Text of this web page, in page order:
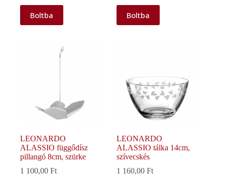
Boltba Boltba
LEONARDO
ALASSIO függődísz
pillangó 8cm, szürke
1 100,00 Ft
LEONARDO
ALASSIO tálka 14cm,
szívecskés
1 160,00Ft